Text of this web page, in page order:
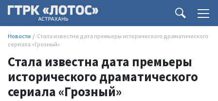
Новости
Стала известна дата премьеры исторического драматического
сериала «Грозный»
Стала известна дата премьеры
исторического драматического
сериала «Грозный»